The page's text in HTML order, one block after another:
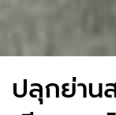
ปลุกย่าน